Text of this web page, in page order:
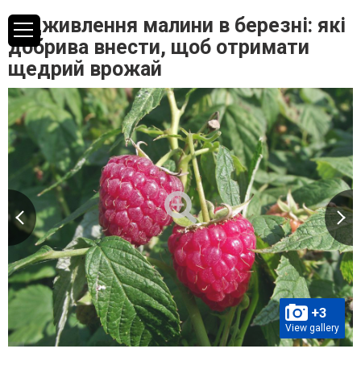
Підживлення малини в березні: які
добрива внести, щоб отримати
щедрий врожай
+3
View gallery